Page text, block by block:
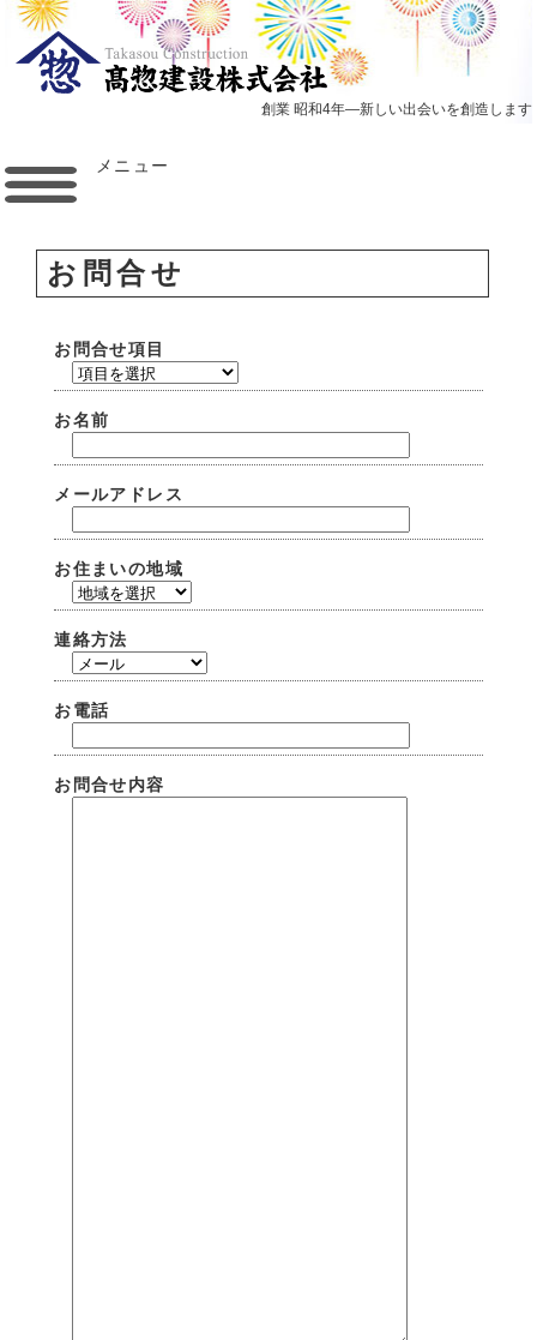
創業 昭和4年―新しい出会いを創造します
メニュー
お問合せ
お問合せ項目
お名前
メールアドレス
お住まいの地域
連絡方法
お電話
お問合せ内容